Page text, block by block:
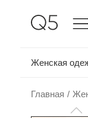
Женская
Главная /